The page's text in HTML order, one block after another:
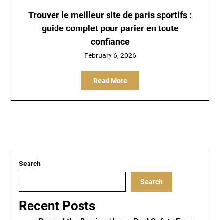
Trouver le meilleur site de paris sportifs :
guide complet pour parier en toute
confiance
February 6, 2026
Read More
Search
Search
Recent Posts